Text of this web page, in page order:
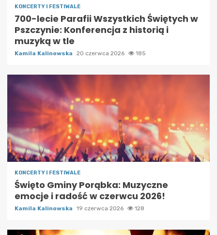
KONCERTY I FESTIWALE
700-lecie Parafii Wszystkich Świętych w
Pszczynie: Konferencja z historią i
muzyką w tle
Kamila Kalinowska 20 czerwca 2026 185
KONCERTY I FESTIWALE
Święto Gminy Porąbka: Muzyczne
emocje i radość w czerwcu 2026!
Kamila Kalinowska 19 czerwca 2026 128